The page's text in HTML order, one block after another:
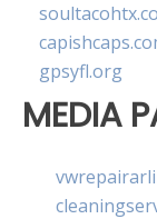
gpsyfl.org
MEDIA